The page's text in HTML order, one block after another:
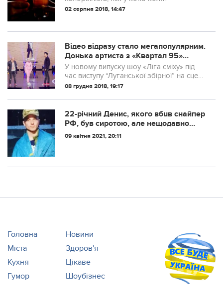
02 серпня 2018, 14:47
Відео відразу стало мегапопулярним.
Донька артиста з «Квартал 95»
зробила пародію на батька (ВІДЕО)
У новому випуску шоу «Ліга сміху» під
час виступу “Луганської збірної” на сцену
вийшла 10-річна Варвара Кошова –
голову наділи лисий перуку.
08 грудня 2018, 19:17
22-річний Денис, якого вбuв снайпер
РФ, був сиротою, але нещодавно
став батьком: вражаючі подробиці
09 квітня 2021, 20:11
Головна
Новини
Міста
Здоров'я
Кухня
Цікаве
Гумор
Шоубізнес